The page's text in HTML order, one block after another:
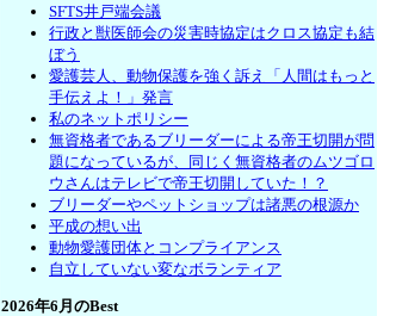
SFTS井戸端会議
行政と獣医師会の災害時協定はクロス協定も結
ぼう
愛護芸人、動物保護を強く訴え「人間はもっと
手伝えよ！」発言
私のネットポリシー
無資格者であるブリーダーによる帝王切開が問
題になっているが、同じく無資格者のムツゴロ
ウさんはテレビで帝王切開していた！？
ブリーダーやペットショップは諸悪の根源か
平成の想い出
動物愛護団体とコンプライアンス
自立していない変なボランティア
2026年6月のBest